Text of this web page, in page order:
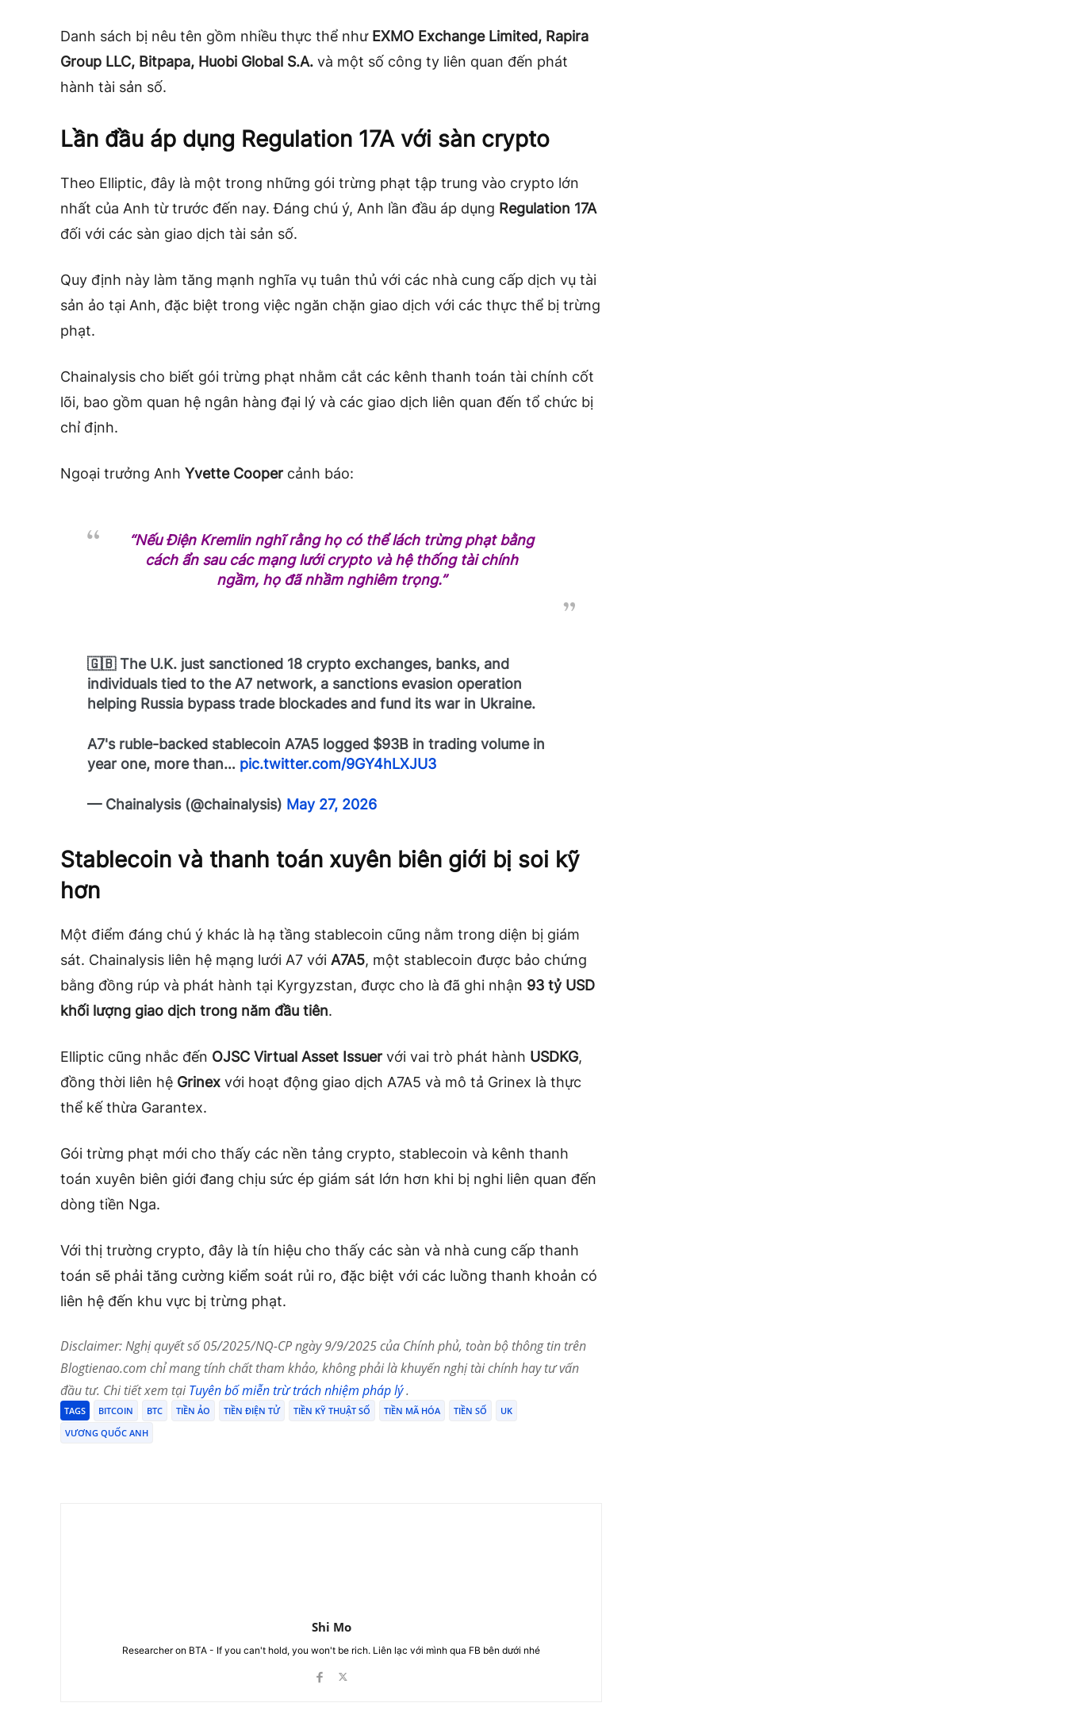
Danh sách bị nêu tên gồm nhiều thực thể như EXMO Exchange Limited, Rapira
Group LLC, Bitpapa, Huobi Global S.A. và một số công ty liên quan đến phát
hành tài sản số.
Lần đầu áp dụng Regulation 17A với sàn crypto
Theo Elliptic, đây là một trong những gói trừng phạt tập trung vào crypto lớn
nhất của Anh từ trước đến nay. Đáng chú ý, Anh lần đầu áp dụng Regulation 17A
đối với các sàn giao dịch tài sản số.
Quy định này làm tăng mạnh nghĩa vụ tuân thủ với các nhà cung cấp dịch vụ tài
sản ảo tại Anh, đặc biệt trong việc ngăn chặn giao dịch với các thực thể bị trừng
phạt.
Chainalysis cho biết gói trừng phạt nhằm cắt các kênh thanh toán tài chính cốt
lõi, bao gồm quan hệ ngân hàng đại lý và các giao dịch liên quan đến tổ chức bị
chỉ định.
Ngoại trưởng Anh Yvette Cooper cảnh báo:
“Nếu Điện Kremlin nghĩ rằng họ có thể lách trừng phạt bằng
cách ẩn sau các mạng lưới crypto và hệ thống tài chính
ngầm, họ đã nhầm nghiêm trọng.”
🇬🇧 The U.K. just sanctioned 18 crypto exchanges, banks, and
individuals tied to the A7 network, a sanctions evasion operation
helping Russia bypass trade blockades and fund its war in Ukraine.
A7's ruble-backed stablecoin A7A5 logged $93B in trading volume in
year one, more than… pic.twitter.com/9GY4hLXJU3
— Chainalysis (@chainalysis) May 27, 2026
Stablecoin và thanh toán xuyên biên giới bị soi kỹ
hơn
Một điểm đáng chú ý khác là hạ tầng stablecoin cũng nằm trong diện bị giám
sát. Chainalysis liên hệ mạng lưới A7 với A7A5, một stablecoin được bảo chứng
bằng đồng rúp và phát hành tại Kyrgyzstan, được cho là đã ghi nhận 93 tỷ USD
khối lượng giao dịch trong năm đầu tiên.
Elliptic cũng nhắc đến OJSC Virtual Asset Issuer với vai trò phát hành USDKG,
đồng thời liên hệ Grinex với hoạt động giao dịch A7A5 và mô tả Grinex là thực
thể kế thừa Garantex.
Gói trừng phạt mới cho thấy các nền tảng crypto, stablecoin và kênh thanh
toán xuyên biên giới đang chịu sức ép giám sát lớn hơn khi bị nghi liên quan đến
dòng tiền Nga.
Với thị trường crypto, đây là tín hiệu cho thấy các sàn và nhà cung cấp thanh
toán sẽ phải tăng cường kiểm soát rủi ro, đặc biệt với các luồng thanh khoản có
liên hệ đến khu vực bị trừng phạt.
Disclaimer: Nghị quyết số 05/2025/NQ-CP ngày 9/9/2025 của Chính phủ, toàn bộ thông tin trên
Blogtienao.com chỉ mang tính chất tham khảo, không phải là khuyến nghị tài chính hay tư vấn
đầu tư. Chi tiết xem tạiTuyên bố miễn trừ trách nhiệm pháp lý.
TAGS BITCOIN BTC TIỀN ẢO TIỀN ĐIỆN TỬ TIỀN KỸ THUẬT SỐ TIỀN MÃ HÓA TIỀN SỐ
UK
VƯƠNG QUỐC ANH
Shi Mo
Researcher on BTA - If you can't hold, you won't be rich. Liên lạc với mình qua FB bên dưới nhé